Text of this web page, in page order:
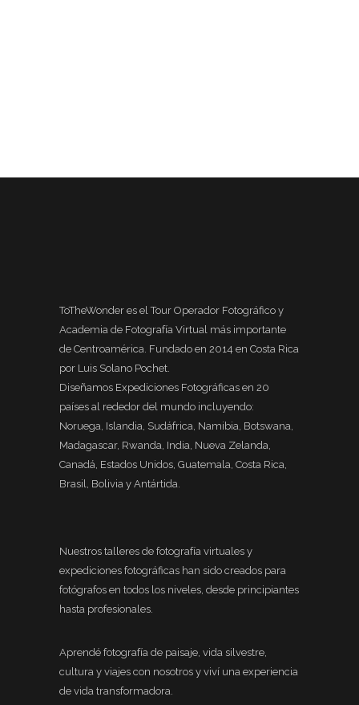
ToTheWonder es el Tour Operador Fotográfico y
Academia de Fotografía Virtual más importante
de Centroamérica. Fundado en 2014 en Costa Rica
por Luis Solano Pochet.
Diseñamos Expediciones Fotográficas en 20
países al rededor del mundo incluyendo:
Noruega, Islandia, Sudáfrica, Namibia, Botswana,
Madagascar, Rwanda, India, Nueva Zelanda,
Canadá, Estados Unidos, Guatemala, Costa Rica,
Brasil, Bolivia y Antártida.
Nuestros talleres de fotografía virtuales y
expediciones fotográficas han sido creados para
fotógrafos en todos los niveles, desde principiantes
hasta profesionales.
Aprendé fotografía de paisaje, vida silvestre,
cultura y viajes con nosotros y viví una experiencia
de vida transformadora.